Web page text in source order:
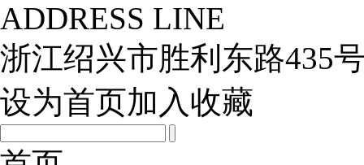
ADDRESS LINE
浙江绍兴市胜利东路435
设为首页加入收藏